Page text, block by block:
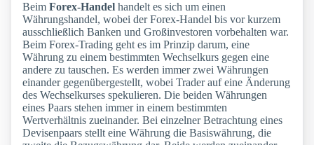
Beim Forex-Handel handelt es sich um einen
Währungshandel, wobei der Forex-Handel bis vor kurzem
ausschließlich Banken und Großinvestoren vorbehalten war.
Beim Forex-Trading geht es im Prinzip darum, eine
Währung zu einem bestimmten Wechselkurs gegen eine
andere zu tauschen. Es werden immer zwei Währungen
einander gegenübergestellt, wobei Trader auf eine Änderung
des Wechselkurses spekulieren. Die beiden Währungen
eines Paars stehen immer in einem bestimmten
Wertverhältnis zueinander. Bei einzelner Betrachtung eines
Devisenpaars stellt eine Währung die Basiswährung, die